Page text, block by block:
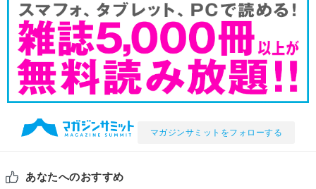
マガジンサミットをフォローする
あなたへのおすすめ